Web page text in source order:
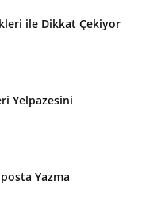
ile Dikkat Çekiyor
Yelpazesini
Yazma